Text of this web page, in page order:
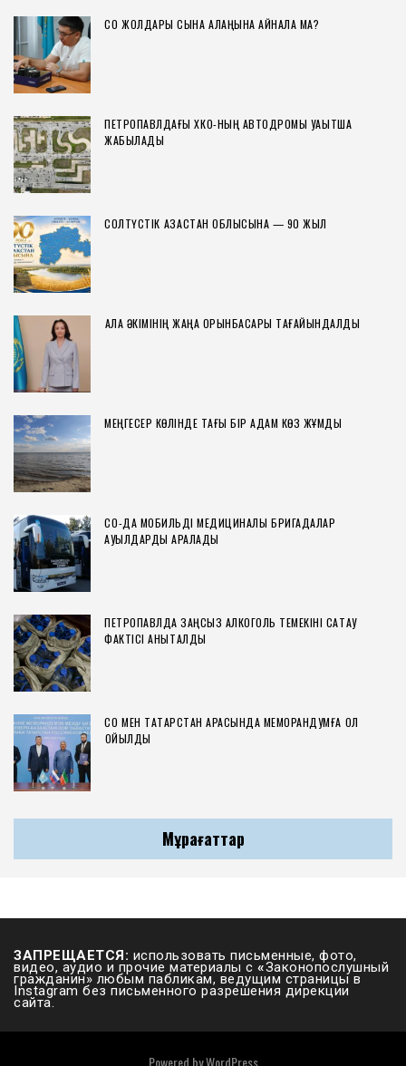
СҚО ЖОЛДАРЫ СЫНАҚ АЛАҢЫНА АЙНАЛА МА?
ПЕТРОПАВЛДАҒЫ ХҚКО-НЫҢ АВТОДРОМЫ УАҚЫТША
ЖАБЫЛАДЫ
СОЛТҮСТІК ҚАЗАҚСТАН ОБЛЫСЫНА — 90 ЖЫЛ
ҚАЛА ӘКІМІНІҢ ЖАҢА ОРЫНБАСАРЫ ТАҒАЙЫНДАЛДЫ
МЕҢГЕСЕР КӨЛІНДЕ ТАҒЫ БІР АДАМ КӨЗ ЖҰМДЫ
СҚО-ДА МОБИЛЬДІ МЕДИЦИНАЛЫҚ БРИГАДАЛАР
АУЫЛДАРДЫ АРАЛАДЫ
ПЕТРОПАВЛДА ЗАҢСЫЗ АЛКОГОЛЬ ТЕМЕКІНІ САҚТАУ
ФАКТІСІ АНЫҚТАЛДЫ
СҚО МЕН ТАТАРСТАН АРАСЫНДА МЕМОРАНДУМҒА ҚОЛ
ҚОЙЫЛДЫ
Мұрағаттар
ЗАПРЕЩАЕТСЯ: использовать письменные, фото,
видео, аудио и прочие материалы с «Законопослушный
гражданин» любым пабликам, ведущим страницы в
Instagram без письменного разрешения дирекции
сайта.
Powered byWordPress